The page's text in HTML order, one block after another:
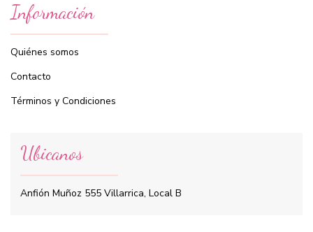
Información
Quiénes somos
Contacto
Términos y Condiciones
Ubicanos
Anfión Muñoz 555 Villarrica, Local B